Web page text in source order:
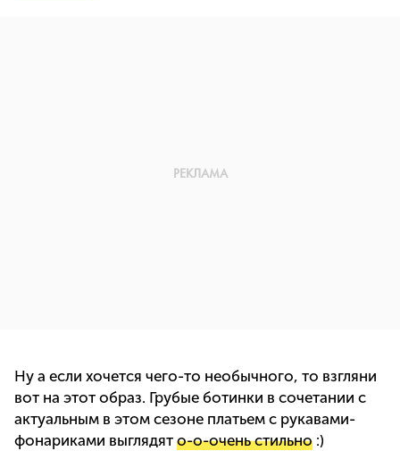
Ну а если хочется чего-то необычного, то взгляни
вот на этот образ. Грубые ботинки в сочетании с
актуальным в этом сезоне платьем с рукавами-
фонариками выглядят о-о-очень стильно :)